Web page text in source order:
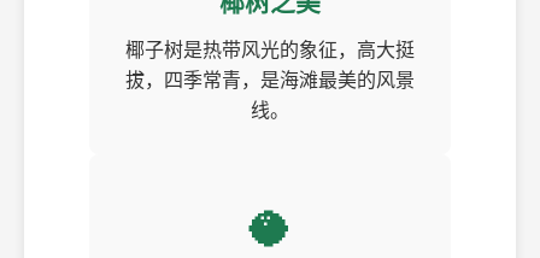
椰子树是热带风光的象征，高大挺
拔，四季常青，是海滩最美的风景
线。
🥥